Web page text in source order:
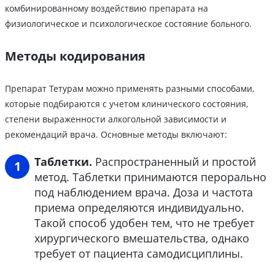
комбинированному воздействию препарата на
физиологическое и психологическое состояние больного.
Методы кодирования
Препарат Тетурам можно применять разными способами,
которые подбираются с учетом клинического состояния,
степени выраженности алкогольной зависимости и
рекомендаций врача. Основные методы включают:
Таблетки. Распространенный и простой
метод. Таблетки принимаются перорально
под наблюдением врача. Доза и частота
приема определяются индивидуально.
Такой способ удобен тем, что не требует
хирургического вмешательства, однако
требует от пациента самодисциплины.